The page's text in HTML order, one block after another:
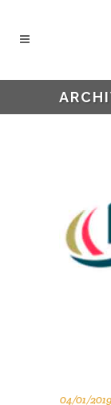
04/01/2019